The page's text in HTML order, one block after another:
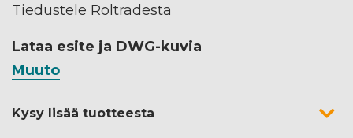
Tiedustele Roltradesta
Lataa esite ja DWG-kuvia
Muuto
Kysy lisää tuotteesta